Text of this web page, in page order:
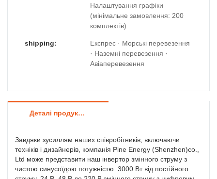
Налаштування графіки
(мінімальне замовлення: 200
комплектів)
shipping:
Експрес · Морські перевезення
· Наземні перевезення ·
Авіаперевезення
Деталі продуктів
Завдяки зусиллям наших співробітників, включаючи
техніків і дизайнерів, компанія Pine Energy (Shenzhen)co.,
Ltd може представити наш інвертор змінного струму з
чистою синусоїдою потужністю .3000 Вт від постійного